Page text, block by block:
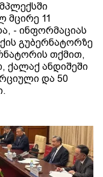
მცირე 11
- ინფორმაციას
გუბერნატორზე
თქმით,
ქალაქ ანდიშეში
და 50